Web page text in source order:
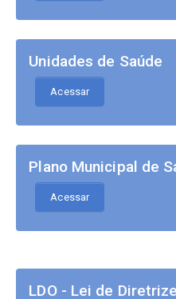
Unidades de Saúde
Acessar
Plano Municipal de
Acessar
LDO - Lei de